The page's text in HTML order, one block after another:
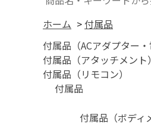
ホーム > 付属品
付属品（ACアダプター
付属品（アタッチメント）
付属品（リモコン）
付属品
付属品（ボディ